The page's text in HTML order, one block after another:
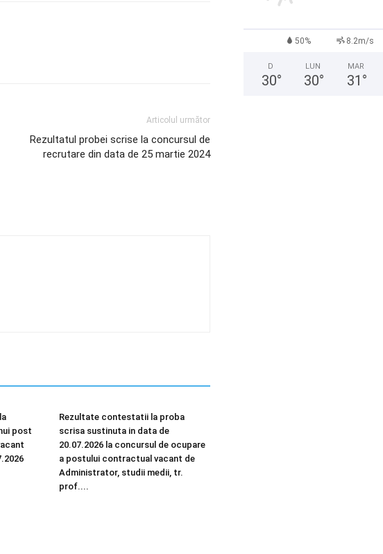
Articolul următor
Rezultatul probei scrise la concursul de
recrutare din data de 25 martie 2024
post
Rezultate contestatii la proba
scrisa sustinuta in data de
20.07.2026 la concursul de ocupare
a postului contractual vacant de
Administrator, studii medii, tr.
prof....
50% 8.2m/s
D
30°
LUN
30°
MAR
31 °